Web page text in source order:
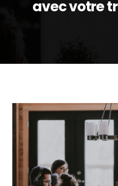
avec votre